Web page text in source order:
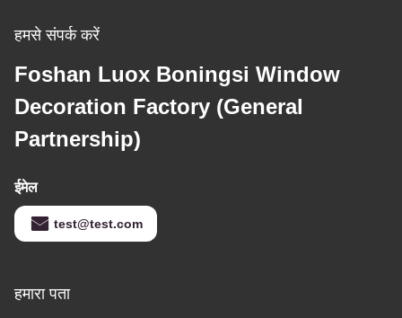
हमसे संपर्क करें
Foshan Luox Boningsi Window
Decoration Factory (General
Partnership)
ईमेल
test@test.com
हमारा पता